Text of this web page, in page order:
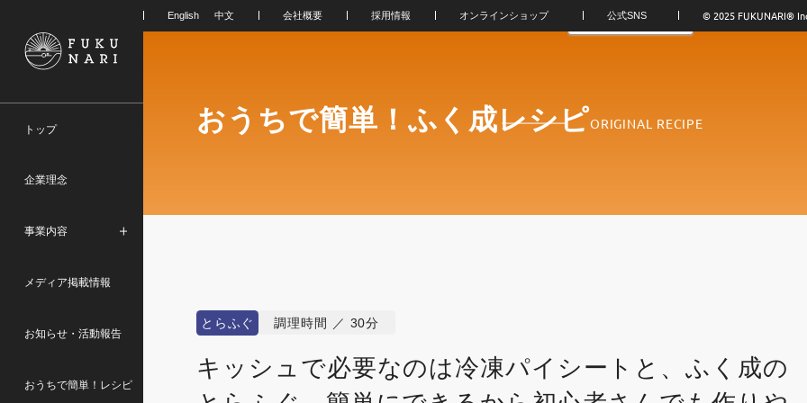
トップ
企業理念
事業内容
メディア掲載情報
お知らせ・活動報告
おうちで簡単！レシピ
会社概要 採用情報 オンラインショップ 公式SNS © 2025 FUKUNARI®︎
おうちで簡単！ふく成レシピORIGINAL RECIPE
とらふぐ 調理時間 ／ 30分
キッシュで必要なのは冷凍パイシートと、ふく成の